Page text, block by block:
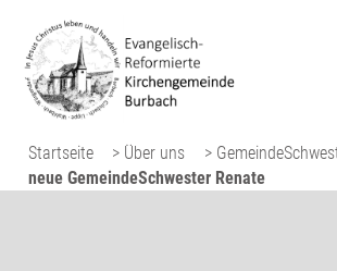
Startseite > Über uns >
neue GemeindeSchwester Renate